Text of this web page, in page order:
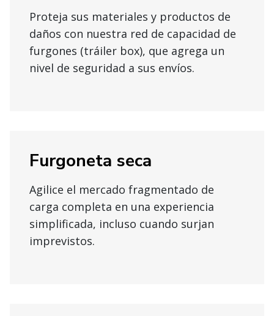
Proteja sus materiales y productos de
daños con nuestra red de capacidad de
furgones (tráiler box), que agrega un
nivel de seguridad a sus envíos.
Furgoneta seca
Agilice el mercado fragmentado de
carga completa en una experiencia
simplificada, incluso cuando surjan
imprevistos.